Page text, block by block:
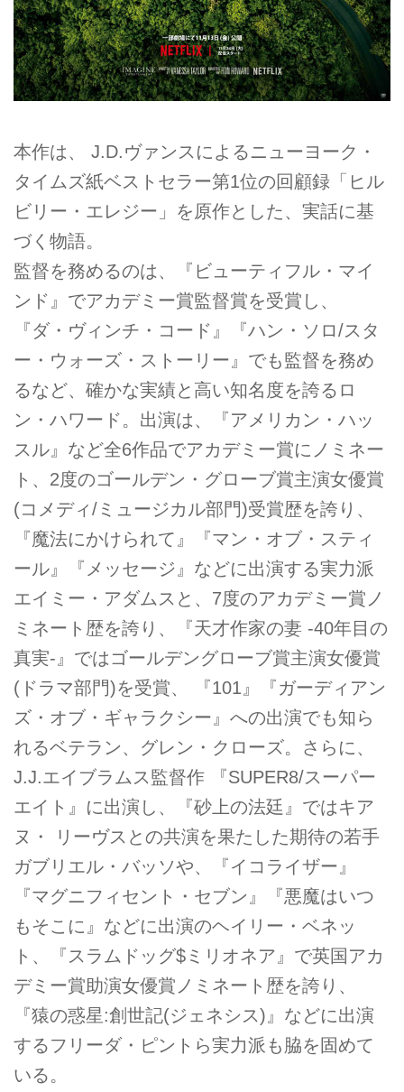
本作は、 J.D.ヴァンスによるニューヨーク・
タイムズ紙ベストセラー第1位の回顧録「ヒル
ビリー・エレジー」を原作とした、実話に基
づく物語。
監督を務めるのは、『ビューティフル・マイ
ンド』でアカデミー賞監督賞を受賞し、
『ダ・ヴィンチ・コード』『ハン・ソロ/スタ
ー・ウォーズ・ストーリー』でも監督を務め
るなど、確かな実績と高い知名度を誇るロ
ン・ハワード。出演は、『アメリカン・ハッ
スル』など全6作品でアカデミー賞にノミネー
ト、2度のゴールデン・グローブ賞主演女優賞
(コメディ/ミュージカル部門)受賞歴を誇り、
『魔法にかけられて』『マン・オブ・スティ
ール』『メッセージ』などに出演する実力派
エイミー・アダムスと、7度のアカデミー賞ノ
ミネート歴を誇り、『天才作家の妻 -40年目の
真実-』ではゴールデングローブ賞主演女優賞
(ドラマ部門)を受賞、 『101』『ガーディアン
ズ・オブ・ギャラクシー』への出演でも知ら
れるベテラン、グレン・クローズ。さらに、
J.J.エイブラムス監督作 『SUPER8/スーパー
エイト』に出演し、『砂上の法廷』ではキア
ヌ・ リーヴスとの共演を果たした期待の若手
ガブリエル・バッソや、『イコライザー』
『マグニフィセント・セブン』『悪魔はいつ
もそこに』などに出演のヘイリー・ベネッ
ト、『スラムドッグ$ミリオネア』で英国アカ
デミー賞助演女優賞ノミネート歴を誇り、
『猿の惑星:創世記(ジェネシス)』などに出演
するフリーダ・ピントら実力派も脇を固めて
いる。